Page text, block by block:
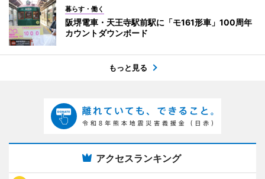
暮らす・働く
阪堺電車・天王寺駅前駅に「モ161形車」100周年
カウントダウンボード
もっと見る
アクセスランキング